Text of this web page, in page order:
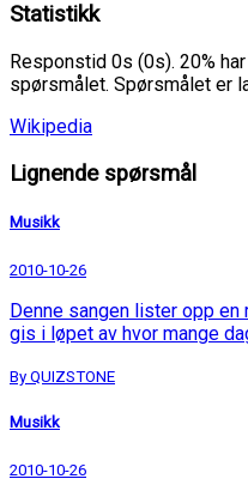
Statistikk
Responstid 0s (0s). 20%
spørsmålet. Spørsmålet er
Wikipedia
Lignende spørsmål
Musikk
2010-10-26
Denne sangen lister opp
gis i løpet av hvor mange
By QUIZSTONE
Musikk
2010-10-26